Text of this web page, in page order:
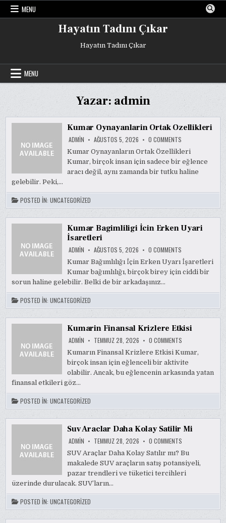
Skip
MENU
Hayatın Tadını Çıkar
Hayatın Tadını Çıkar
MENU
Yazar: admin
Kumar Oynayanlarin Ortak Ozellikleri
ADMIN AĞUSTOS 5, 2026 0 COMMENTS
OYNAYANLARIN
ORTAK
OZELLIKLERI
Kumar Oynayanların Ortak Özellikleri
Kumar, birçok insan için sadece bir eğlence
aracı değil, aynı zamanda bir tutku haline
gelebilir. Peki,…
POSTED IN:UNCATEGORIZED
Kumar Bagimliligi İcin Erken Uyari
İsaretleri
ADMIN AĞUSTOS 5, 2026 0 COMMENTS
BAGIMLILIGI
İCIN
ERKEN
Kumar Bağımlılığı İçin Erken Uyarı İşaretleri
Kumar bağımlılığı, birçok birey için ciddi bir
sorun haline gelebilir. Belki de bir arkadaşınız…
POSTED IN:UNCATEGORIZED
Kumarin Finansal Krizlere Etkisi
ADMIN TEMMUZ 28, 2026 0 COMMENTS
FINANSAL
KRIZLERE
ETKISI
Kumarın Finansal Krizlere Etkisi Kumar,
birçok insan için eğlenceli bir aktivite
olabilir. Ancak, bu eğlencenin arkasında yatan
finansal etkileri göz…
POSTED IN:UNCATEGORIZED
Suv Araclar Daha Kolay Satilir Mi
ADMIN TEMMUZ 28, 2026 0 COMMENTS
ARACLAR
DAHA
KOLAY
SATILIR
MI
SUV Araçlar Daha Kolay Satılır mı? Bu
makalede SUV araçların satış potansiyeli,
pazar trendleri ve tüketici tercihleri
üzerinde durulacak. SUV’ların…
POSTED IN:UNCATEGORIZED